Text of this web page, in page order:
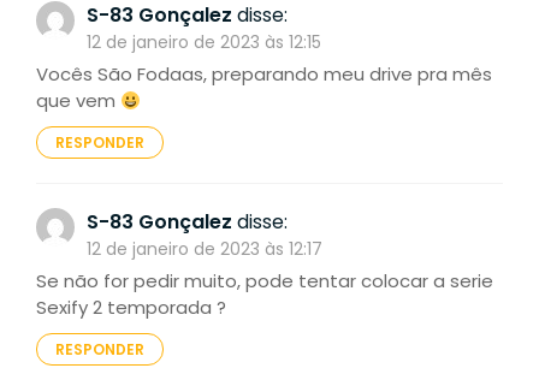
S-83 Gonçalez disse:
12 de janeiro de 2023 às 12:15
Vocês São Fodaas, preparando meu drive pra mês
que vem
RESPONDER
S-83 Gonçalez disse:
12 de janeiro de 2023 às 12:17
Se não for pedir muito, pode tentar colocar a serie
Sexify 2 temporada ?
RESPONDER